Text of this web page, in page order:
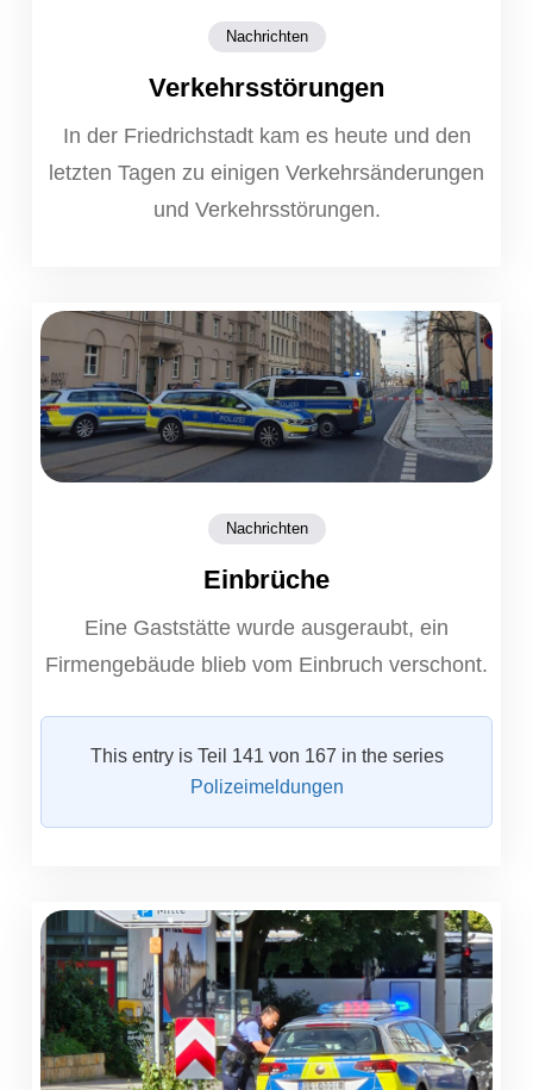
Nachrichten
Verkehrsstörungen
In der Friedrichstadt kam es heute und den
letzten Tagen zu einigen Verkehrsänderungen
und Verkehrsstörungen.
Nachrichten
Einbrüche
Eine Gaststätte wurde ausgeraubt, ein
Firmengebäude blieb vom Einbruch verschont.
This entry is Teil 141 von 167 in the series
Polizeimeldungen